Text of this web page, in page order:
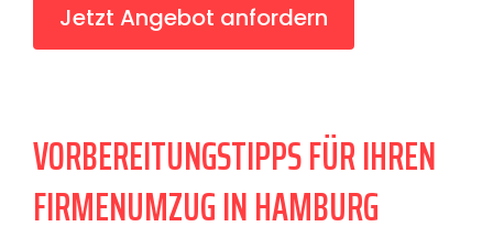
Jetzt Angebot anfordern
VORBEREITUNGSTIPPS FÜR IHREN
FIRMENUMZUG IN HAMBURG